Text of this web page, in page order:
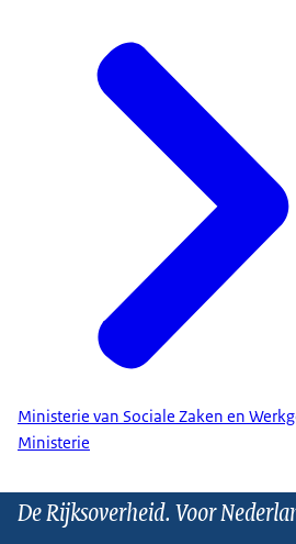
Ministerie van Sociale Zaken en
Ministerie
De Rijksoverheid. Voor